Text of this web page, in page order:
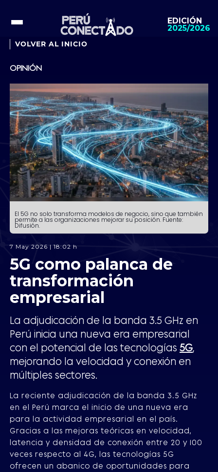
EDICIÓN
2025/2026
VOLVER AL INICIO
OPINIÓN
El 5G no solo transforma modelos de negocio, sino que también
permite a las organizaciones mejorar su posición. Fuente:
Difusión.
7 May 2026 | 18:02 h
5G como palanca de
transformación
empresarial
La adjudicación de la banda 3.5 GHz en
Perú inicia una nueva era empresarial
con el potencial de las tecnologías 5G,
mejorando la velocidad y conexión en
múltiples sectores.
La reciente adjudicación de la banda 3.5 GHz
en el Perú marca el inicio de una nueva era
para la actividad empresarial en el país.
Gracias a las mejoras teóricas en velocidad,
latencia y densidad de conexión entre 20 y 100
veces respecto al 4G, las tecnologías 5G
ofrecen un abanico de oportunidades para